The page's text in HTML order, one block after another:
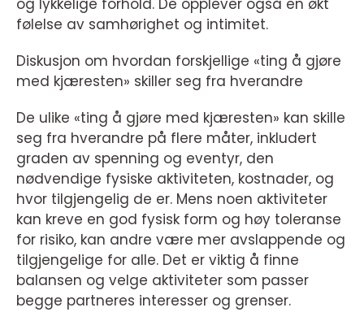
og lykkelige forhold. De opplever også en økt
følelse av samhørighet og intimitet.
Diskusjon om hvordan forskjellige «ting å gjøre
med kjæresten» skiller seg fra hverandre
De ulike «ting å gjøre med kjæresten» kan skille
seg fra hverandre på flere måter, inkludert
graden av spenning og eventyr, den
nødvendige fysiske aktiviteten, kostnader, og
hvor tilgjengelig de er. Mens noen aktiviteter
kan kreve en god fysisk form og høy toleranse
for risiko, kan andre være mer avslappende og
tilgjengelige for alle. Det er viktig å finne
balansen og velge aktiviteter som passer
begge partneres interesser og grenser.